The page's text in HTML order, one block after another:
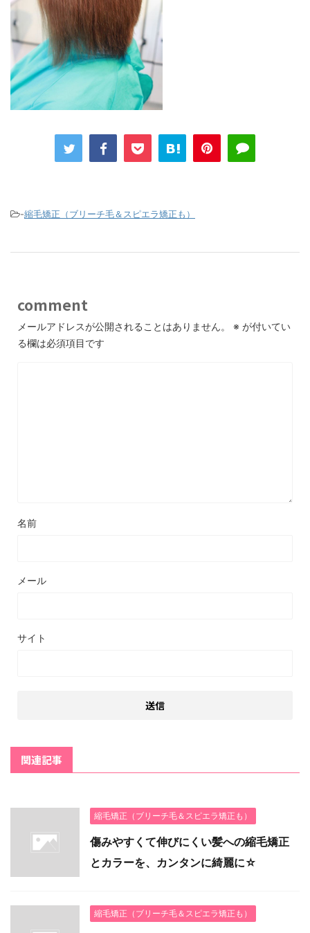
-縮毛矯正（ブリーチ毛＆スピエラ矯正も）
comment
メールアドレスが公開されることはありません。 ※ が付いてい
る欄は必須項目です
名前
メール
サイト
関連記事
縮毛矯正（ブリーチ毛＆スピエラ矯正も）
傷みやすくて伸びにくい髪への縮毛矯正
とカラーを、カンタンに綺麗に☆
縮毛矯正（ブリーチ毛＆スピエラ矯正も）